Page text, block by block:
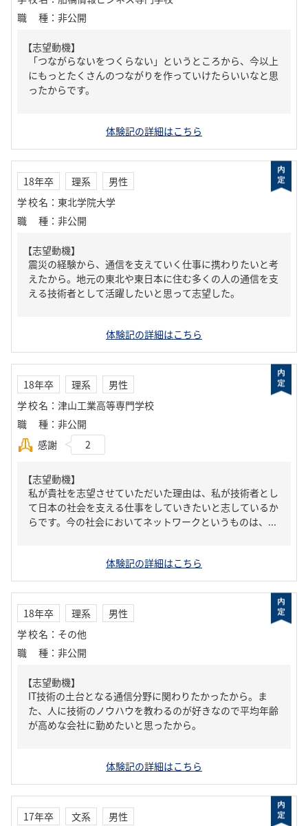
職種 ： 非公開
【志望動機】
「つながらないをつくらない」というところから、今以上
にもっとたくさんのつながりを作っていけたらいいなと思
ったからです。
体験記の詳細はこちら
18年卒 理系
男性
学校名 ： 東北学院大学
職種 ： 非公開
【志望動機】
震災の経験から、通信を支えていく仕事に携わりたいと考
えたから。地元の東北や東日本に住む多くの人の通信を支
える技術者として活躍したいと思って志望した。
体験記の詳細はこちら
18年卒 理系
男性
学校名 ： 津山工業高等専門学校
職種 ： 非公開
感謝
2
【志望動機】
私が貴社を志望させていただいた理由は、私が技術者とし
て日本の社会を支える仕事をしていきたいと志しているか
らです。今の社会においてネットワークというものは、...
体験記の詳細はこちら
18年卒 理系
男性
学校名 ： その他
職種 ： 非公開
【志望動機】
IT技術の土台となる通信分野に関わりたかったから。ま
た、人に技術のノウハウを教わるのが好きなので平均年齢
が高めな会社に勤めたいと思ったから。
体験記の詳細はこちら
17年卒 文系
男性